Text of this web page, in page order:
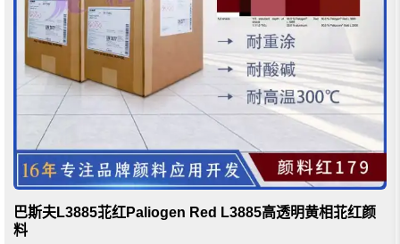
巴斯夫L3885苝红Paliogen Red L3885高透明黄相苝红颜
料